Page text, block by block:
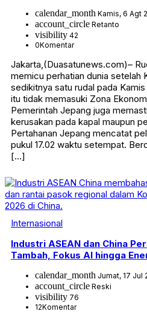
calendar_month Kamis, 6 Agt
account_circle Retanto
visibility 42
0Komentar
Jakarta,(Duasatunews.com)–
memicu perhatian dunia setelah
sedikitnya satu rudal pada
itu tidak memasuki Zona
Pemerintah Jepang juga
kerusakan pada kapal maupun
Pertahanan Jepang mencatat
pukul 17.02 waktu setempat.
[…]
Internasional
Industri ASEAN dan China
Tambah, Fokus AI hingga
calendar_month Jumat, 17 Jul
account_circle Reski
visibility 76
12Komentar